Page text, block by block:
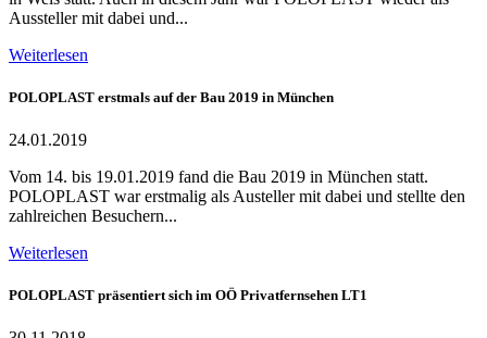
Aussteller mit dabei und...
Weiterlesen
POLOPLAST erstmals auf der Bau 2019 in München
24.01.2019
Vom 14. bis 19.01.2019 fand die Bau 2019 in München statt.
POLOPLAST war erstmalig als Austeller mit dabei und stellte den
zahlreichen Besuchern...
Weiterlesen
POLOPLAST präsentiert sich im OÖ Privatfernsehen LT1